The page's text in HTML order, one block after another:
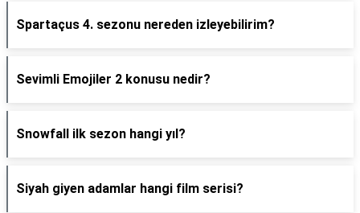
Spartaçus 4. sezonu nereden izleyebilirim?
Sevimli Emojiler 2 konusu nedir?
Snowfall ilk sezon hangi yıl?
Siyah giyen adamlar hangi film serisi?